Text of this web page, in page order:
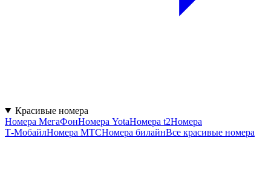
Красивые номера
Номера МегаФонНомера YotaНомера t2Номера
Т‑МобайлНомера МТСНомера билайнВсе красивые номера